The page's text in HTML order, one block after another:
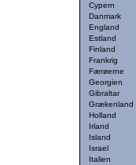
Cypern
Danmark
England
Estland
Finland
Frankrig
Færøerne
Georgien
Gibraltar
Grækenland
Holland
Irland
Island
Israel
Italien